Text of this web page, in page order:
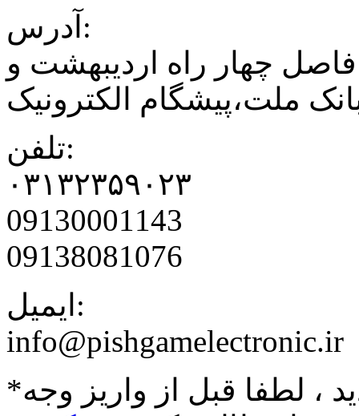
آدرس:
چهار راه اردیبهشت و
ملت،پیشگام الکترونیک
تلفن:
۰۳۱۳۲۳۵۹۰۲۳
09130001143
09138081076
ایمیل:
info@pishgamelectronic.ir
، لطفا قبل از واریز وجه